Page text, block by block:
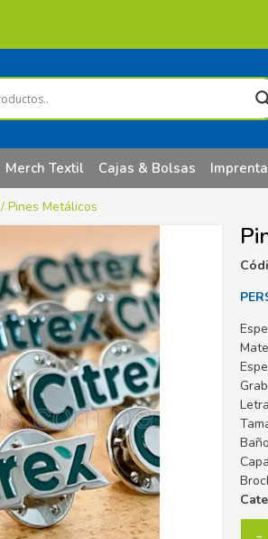
Merch Textil Cajas & Bolsas Imprenta
/ Pines Metálicos